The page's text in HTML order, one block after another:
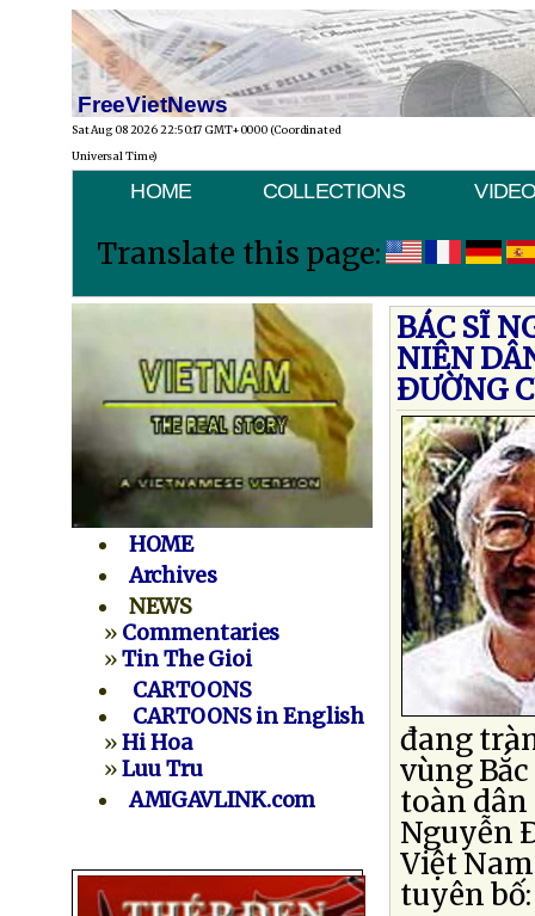
FreeVietNews
Sat Aug 08 2026 22:50:17 GMT+0000 (Coordinated
Universal Time)
HOME COLLECTIONS
Translate this page:
HOME
Archives
NEWS
» Commentaries
»Tin The Gioi
CARTOONS
CARTOONS in English
»Hi Hoa
»Luu Tru
AMIGAVLINK.com
BÁC SĨ
NIÊN
ÐƯỜNG
đang
vùng
toàn dân
Nguyễn
Việt
tuyên